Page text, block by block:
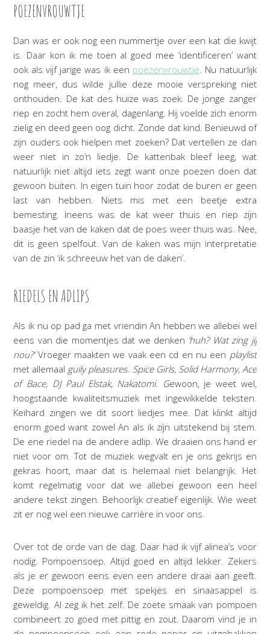
POEZENVROUWTJE
Dan was er ook nog een nummertje over een kat die kwijt
is. Daar kon ik me toen al goed mee ‘identificeren’ want
ook als vijf jarige was ik een poezenvrouwtje . Nu natuurlijk
nog meer, dus wilde jullie deze mooie verspreking niet
onthouden. De kat des huize was zoek. De jonge zanger
riep en zocht hem overal, dagenlang. Hij voelde zich enorm
zielig en deed geen oog dicht. Zonde dat kind. Benieuwd of
zijn ouders ook hielpen met zoeken? Dat vertellen ze dan
weer niet in zo’n liedje. De kattenbak bleef leeg, wat
natuurlijk niet altijd iets zegt want onze poezen doen dat
gewoon buiten. In eigen tuin hoor zodat de buren er geen
last van hebben. Niets mis met een beetje extra
bemesting. Ineens was de kat weer thuis en riep zijn
baasje het van de kaken dat de poes weer thuis was. Nee,
dit is geen spelfout. Van de kaken was mijn interpretatie
van de zin ‘ik schreeuw het van de daken’.
RIEDELS EN ADLIPS
Als ik nu op pad ga met vriendin An hebben we allebei wel
eens van die momentjes dat we denken ‘huh? Wat zing jij
nou?’Vroeger maakten we vaak een cd en nu een playlist
met allemaal guily pleasures. Spice Girls, Solid Harmony, Ace
of Bace, DJ Paul Elstak, Nakatomi. Gewoon, je weet wel,
hoogstaande kwaliteitsmuziek met ingewikkelde teksten.
Keihard zingen we dit soort liedjes mee. Dat klinkt altijd
enorm goed want zowel An als ik zijn uitstekend bij stem.
De ene riedel na de andere adlip. We draaien ons hand er
niet voor om. Tot de muziek wegvalt en je ons gekrijs en
gekras hoort, maar dat is helemaal niet belangrijk. Het
komt regelmatig voor dat we allebei gewoon een heel
andere tekst zingen. Behoorlijk creatief eigenlijk. Wie weet
zit er nog wel een nieuwe carrière in voor ons.
Over tot de orde van de dag. Daar had ik vijf alinea’s voor
nodig. Pompoensoep. Altijd goed en altijd lekker. Zekers
als je er gewoon eens even een andere draai aan geeft.
Deze pompoensoep met spekjes en sinaasappel is
geweldig. Al zeg ik het zelf. De zoete smaak van pompoen
combineert zo goed met pittig en zout. Daarom vind je in